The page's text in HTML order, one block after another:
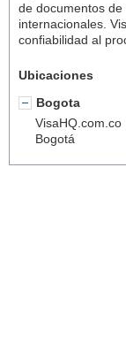
de documentos
internacionales.
confiabilidad al
Ubicaciones
Bogota
VisaHQ.com.co
Bogotá